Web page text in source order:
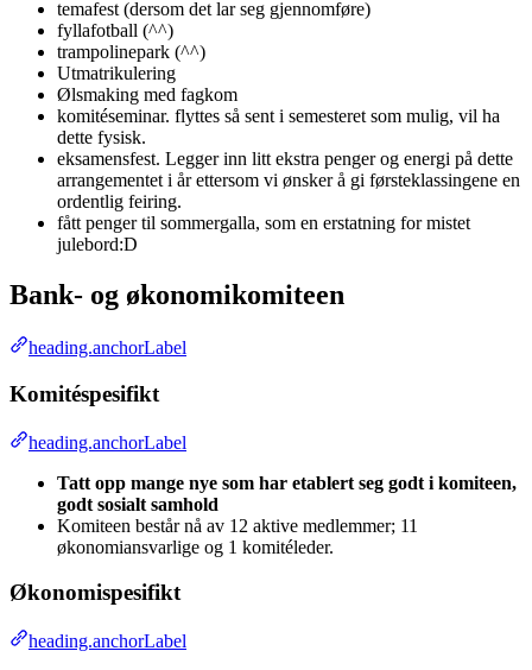
temafest (dersom det lar seg gjennomføre)
fyllafotball (^^)
trampolinepark (^^)
Utmatrikulering
Ølsmaking med fagkom
komitéseminar. flyttes så sent i semesteret som mulig, vil ha
dette fysisk.
eksamensfest. Legger inn litt ekstra penger og energi på dette
arrangementet i år ettersom vi ønsker å gi førsteklassingene en
ordentlig feiring.
fått penger til sommergalla, som en erstatning for mistet
julebord:D
Bank- og økonomikomiteen
heading.anchorLabel
Komitéspesifikt
heading.anchorLabel
Tatt opp mange nye som har etablert seg godt i komiteen,
godt sosialt samhold
Komiteen består nå av 12 aktive medlemmer; 11
økonomiansvarlige og 1 komitéleder.
Økonomispesifikt
heading.anchorLabel